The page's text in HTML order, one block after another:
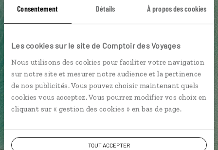
Consentement Détails À propos des cookies
Les cookies sur le site de Comptoir des Voyages
Nous utilisons des cookies pour faciliter votre navigation
sur notre site et mesurer notre audience et la pertinence
de nos publicités. Vous pouvez choisir maintenant quels
cookies vous acceptez. Vous pourrez modifier vos choix en
cliquant sur « gestion des cookies » en bas de page.
TOUT ACCEPTER
Cécile,
spécialiste Île Maurice
spécialistes